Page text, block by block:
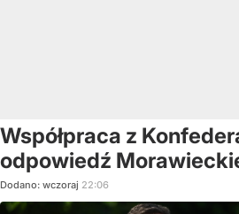
Współpraca z
odpowiedź
Dodano: wczoraj 22:06